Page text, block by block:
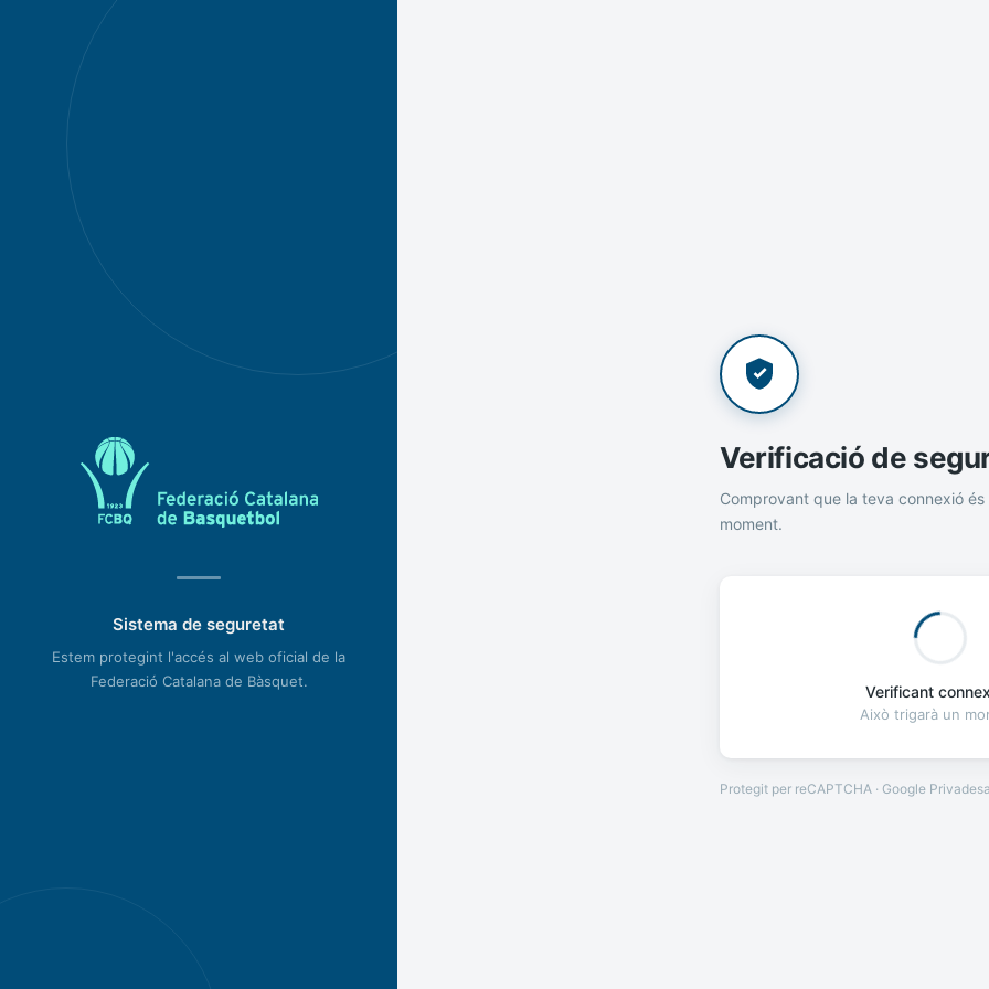
Sistema de seguretat
Estem protegint l'accés al web oficial de la
Federació Catalana de Bàsquet.
Verificació de
Comprovant que la teva connexió és
moment.
Verificant
Això trigarà un
Protegit per reCAPTCHA · Google Privadesa